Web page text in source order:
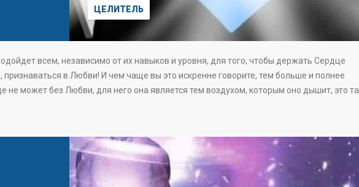
ЦЕЛИТЕЛЬ
всем, независимо от их навыков и уровня, для того, чтобы держать Сердце
в Любви! И чем чаще вы это искренне говорите, тем больше и полнее
не может без Любви, для него она является тем воздухом, которым оно дышит, это та